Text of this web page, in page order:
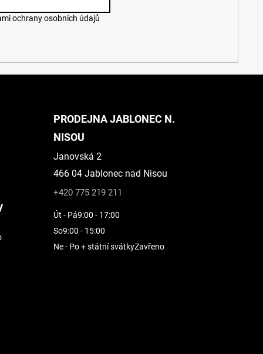
ochrany osobních údajů
PRODEJNA JABLONEC N.
NISOU
Janovská 2
466 04 Jablonec nad Nisou
+420 775 219 211
Út - Pá9:00 - 17:00
So9:00 - 15:00
Ne - Po + státní svátkyZavřeno